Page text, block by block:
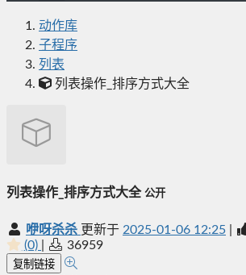
动作库
子程序
列表
列表操作_排序方式大全
列表操作_排序方式大全 公开
咿呀杀杀 更新于 2025-01-06 12:25
(0)
36959
复制链接